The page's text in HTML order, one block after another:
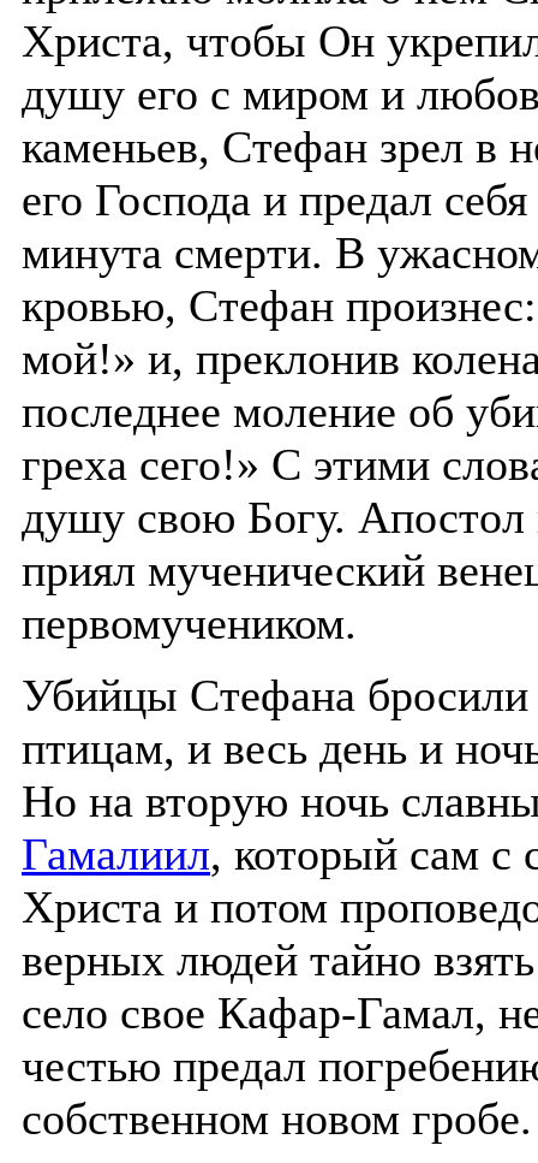
Христа, чтобы Он
душу его с миром и
каменьев, Стефан зрел в
его Господа и предал
минута смерти. В
кровью, Стефан
мой!» и, преклонив
последнее моление об
греха сего!» С этими
душу свою Богу.
приял мученический
первомучеником.
Убийцы Стефана бросили
птицам, и весь день и
Но на вторую ночь
Гамалиил, который сам с
Христа и потом
верных людей тайно
село свое Кафар-Гамал,
честью предал
собственном новом гробе.